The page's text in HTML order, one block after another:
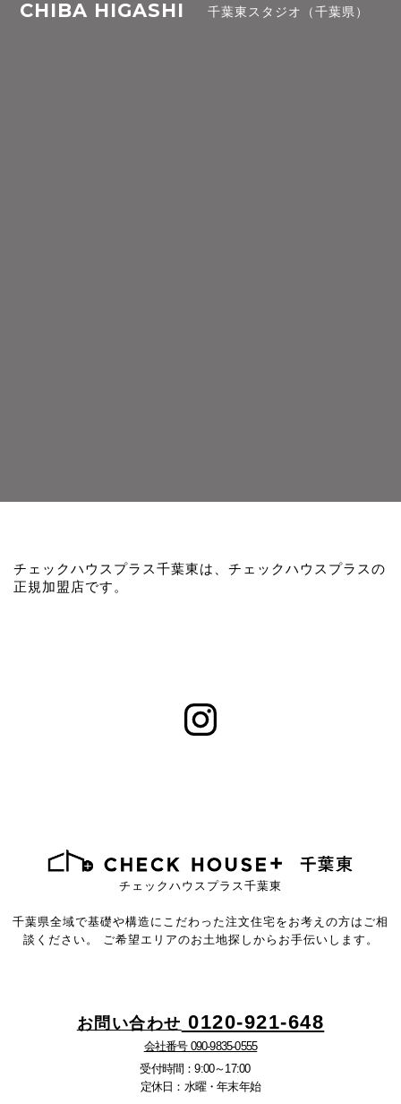
CHIBA HIGASHI 千葉東スタジオ（千葉県）
チェックハウスプラス千葉東は、チェックハウスプラスの
正規加盟店です。
チェックハウスプラス千葉東
千葉県全域で基礎や構造にこだわった注文住宅を お考えの方はご相
談ください。
ご希望エリアのお土地探しからお手伝いします。
お問い合わせ 0120-921-648
会社番号 090-9835-0555
受付時間：9:00～17:00
定休日：水曜・年末年始